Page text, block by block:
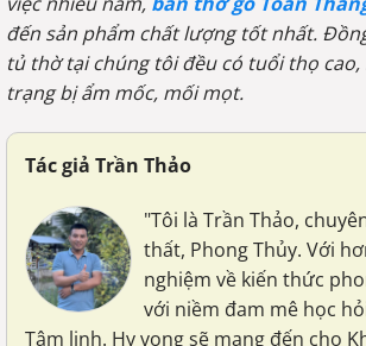
đến sản phẩm chất lượng tốt nhất.
tủ thờ tại chúng tôi đều có tuổi thọ
trạng bị ẩm mốc, mối mọt.
Tác giả Trần Thảo
"Tôi là Trần Thảo,
thất, Phong Thủy. Với
nghiệm về kiến thức
với niềm đam mê học
Tâm linh. Hy vọng sẽ mang đến cho